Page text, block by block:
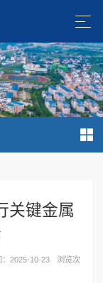
关键金属
：2025-10-23
浏览次